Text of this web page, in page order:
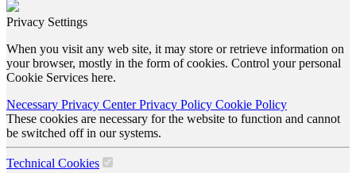
Privacy Settings
When you visit any web site, it may store or retrieve information on
your browser, mostly in the form of cookies. Control your personal
Cookie Services here.
Necessary Privacy CenterPrivacy Policy Cookie Policy
These cookies are necessary for the website to function and cannot
be switched off in our systems.
Technical Cookies